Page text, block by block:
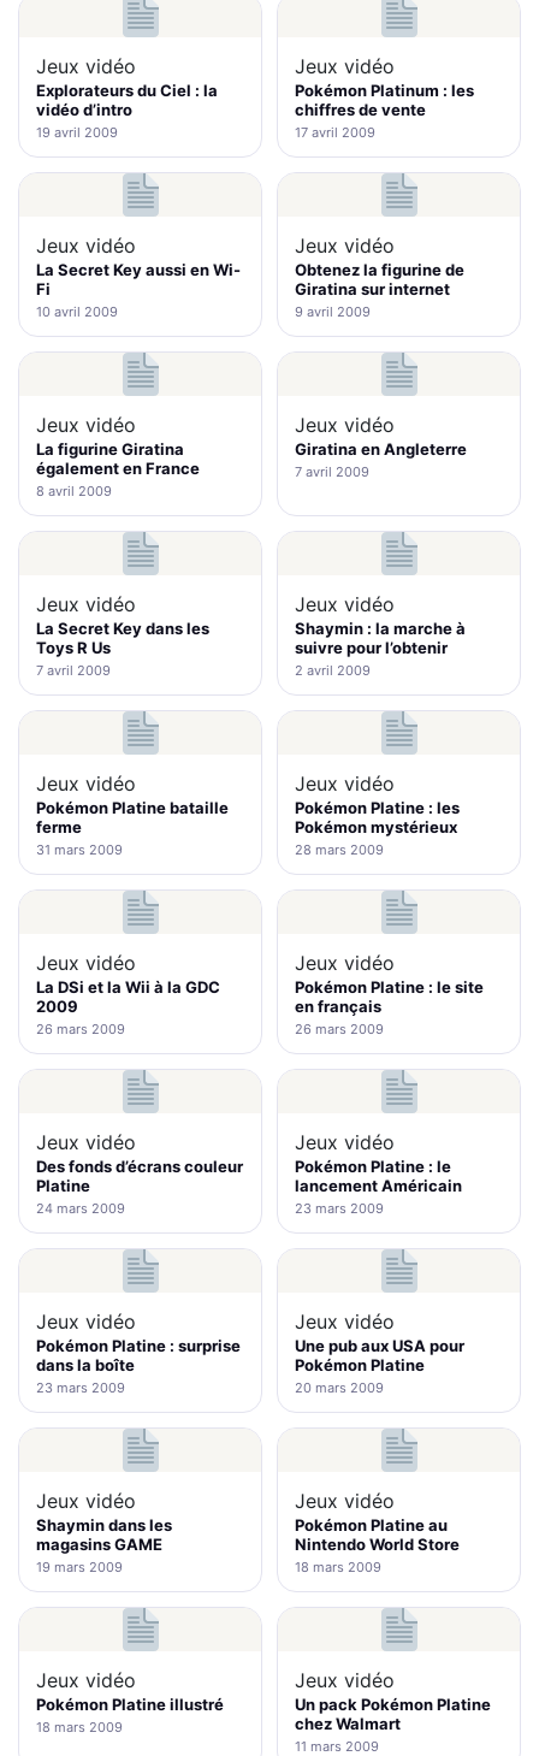
Jeux vidéo
Explorateurs du Ciel : la
vidéo d’intro
19 avril 2009
Jeux vidéo
Pokémon Platinum : les
chiffres de vente
17 avril 2009
Jeux vidéo
La Secret Key aussi en Wi-
Fi
10 avril 2009
Jeux vidéo
Obtenez la figurine de
Giratina sur internet
9 avril 2009
Jeux vidéo
La figurine Giratina
également en France
8 avril 2009
Jeux vidéo
Giratina en Angleterre
7 avril 2009
Jeux vidéo
La Secret Key dans les
Toys R Us
7 avril 2009
Jeux vidéo
Shaymin : la marche à
suivre pour l’obtenir
2 avril 2009
Jeux vidéo
Pokémon Platine bataille
ferme
31 mars 2009
Jeux vidéo
Pokémon Platine : les
Pokémon mystérieux
28 mars 2009
Jeux vidéo
La DSi et la Wii à la GDC
2009
26 mars 2009
Jeux vidéo
Pokémon Platine : le site
en français
26 mars 2009
Jeux vidéo
Des fonds d’écrans couleur
Platine
24 mars 2009
Jeux vidéo
Pokémon Platine : le
lancement Américain
23 mars 2009
Jeux vidéo
Pokémon Platine : surprise
dans la boîte
23 mars 2009
Jeux vidéo
Une pub aux USA pour
Pokémon Platine
20 mars 2009
Jeux vidéo
Shaymin dans les
magasins GAME
19 mars 2009
Jeux vidéo
Pokémon Platine au
Nintendo World Store
18 mars 2009
Jeux vidéo
Pokémon Platine illustré
18 mars 2009
Jeux vidéo
Un pack Pokémon Platine
chez Walmart
11 mars 2009